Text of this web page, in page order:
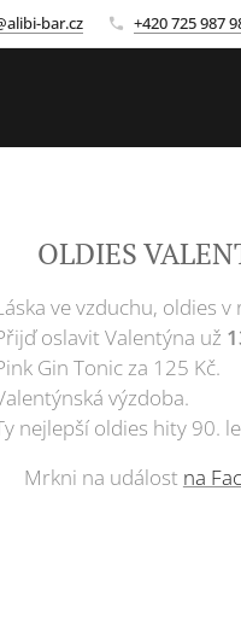
bar.cz +420 725 987
🎉 OLDIES
ve vzduchu, oldies v
oslavit Valentýna už
Gin Tonic za 125 Kč.
výzdoba.
nejlepší oldies hity 90.
👉 Mrkni na událost na